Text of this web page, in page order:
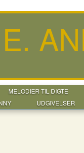
MELODIER TIL DIGTE
UDGIVELSER